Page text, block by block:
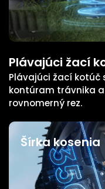
Plávajúci žací
Plávajúci žací
kontúram trávnika
rovnomerný rez.
Šírka kosenia